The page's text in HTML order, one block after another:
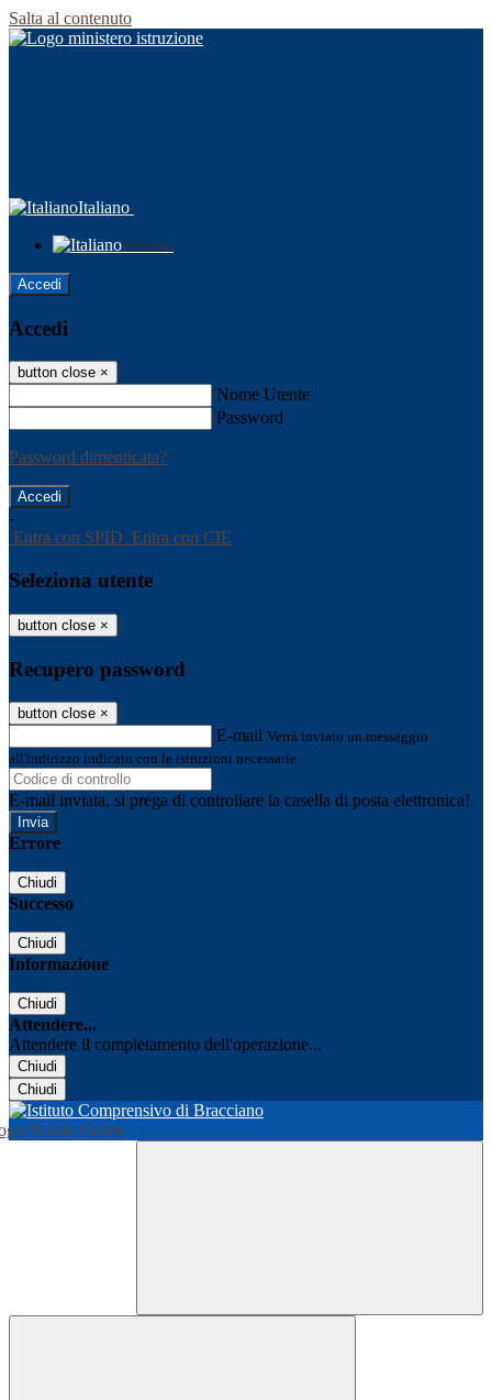
Salta al contenuto
Italiano
Italiano
Accedi
Accedi
button close ×
Nome Utente
Password
Password dimenticata?
-
Entra con SPID Entra con CIE
Seleziona utente
button close ×
Recupero password
button close ×
E-mail Verrà inviato un messaggio
all'indirizzo indicato con le istruzioni necessarie.
E-mail inviata, si prega di controllare la casella di posta elettronica!
Errore
Chiudi
Successo
Chiudi
Informazione
Chiudi
Attendere...
Attendere il completamento dell'operazione...
Chiudi
Chiudi